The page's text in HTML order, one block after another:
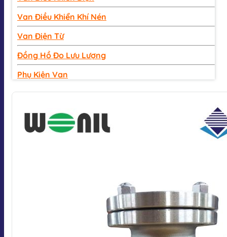
Van Điều Khiển Khí Nén
Van Điện Từ
Đồng Hồ Đo Lưu Lượng
Phụ Kiện Van